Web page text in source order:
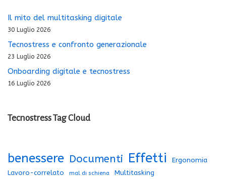
Il mito del multitasking digitale
30 Luglio 2026
Tecnostress e confronto generazionale
23 Luglio 2026
Onboarding digitale e tecnostress
16 Luglio 2026
Tecnostress Tag Cloud
benessere Documenti Effetti Ergonomia
Lavoro-correlato mal di schiena Multitasking